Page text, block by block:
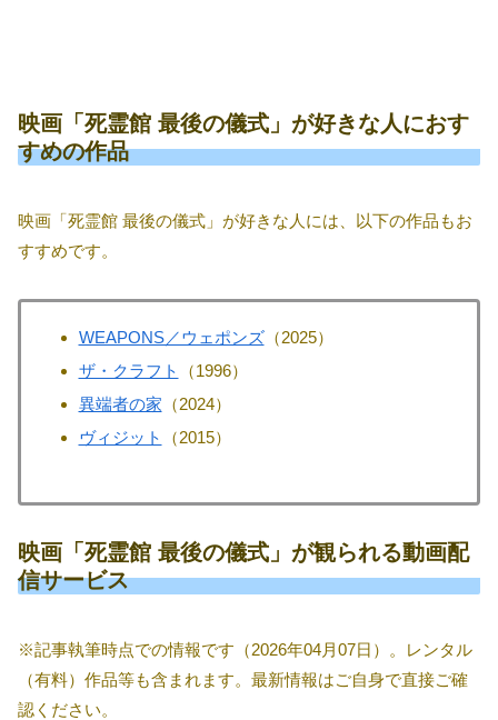
映画「死霊館 最後の儀式」が好きな人におす
すめの作品
映画「死霊館 最後の儀式」が好きな人には、以下の作品もお
すすめです。
WEAPONS／ウェポンズ（2025）
ザ・クラフト
（1996）
異端者の家 （2024）
ヴィジット
（2015）
映画「死霊館 最後の儀式」が観られる動画配
信サービス
※記事執筆時点での情報です（2026年04月07日）。レンタル
（有料）作品等も含まれます。最新情報はご自身で直接ご確
認ください。